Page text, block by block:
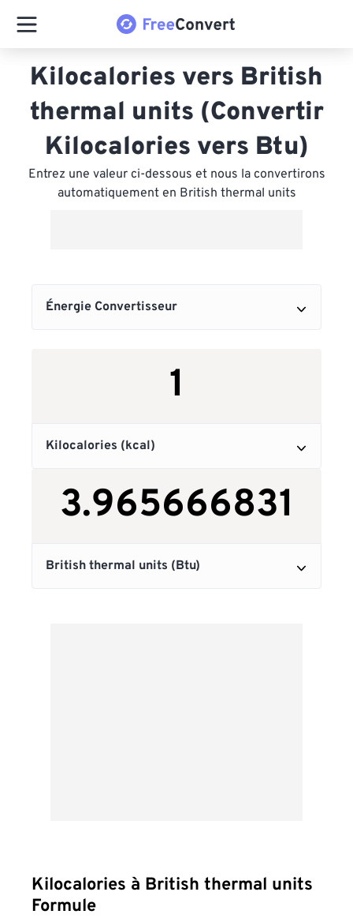
Kilocalories vers British
thermal units (Convertir
Kilocalories vers Btu)
Entrez une valeur ci-dessous et nous la convertirons
automatiquement en British thermal units
Kilocalories à British thermal units
Formule